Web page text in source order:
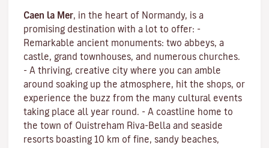
Caen la Mer, in the heart of Normandy, is a
promising destination with a lot to offer: -
Remarkable ancient monuments: two abbeys, a
castle, grand townhouses, and numerous churches.
- A thriving, creative city where you can amble
around soaking up the atmosphere, hit the shops, or
experience the buzz from the many cultural events
taking place all year round. - A coastline home to
the town of Ouistreham Riva-Bella and seaside
resorts boasting 10 km of fine, sandy beaches,